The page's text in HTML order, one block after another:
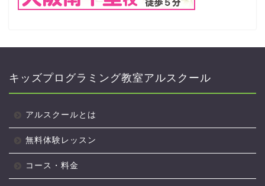
キッズプログラミング教室アルスクール
アルスクールとは
無料体験レッスン
コース・料金